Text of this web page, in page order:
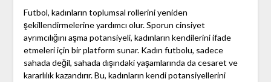
Futbol, kadınların toplumsal rollerini yeniden
şekillendirmelerine yardımcı olur. Sporun cinsiyet
ayrımcılığını aşma potansiyeli, kadınların kendilerini ifade
etmeleri için bir platform sunar. Kadın futbolu, sadece
sahada değil, sahada dışındaki yaşamlarında da cesaret ve
kararlılık kazandırır. Bu, kadınların kendi potansiyellerini